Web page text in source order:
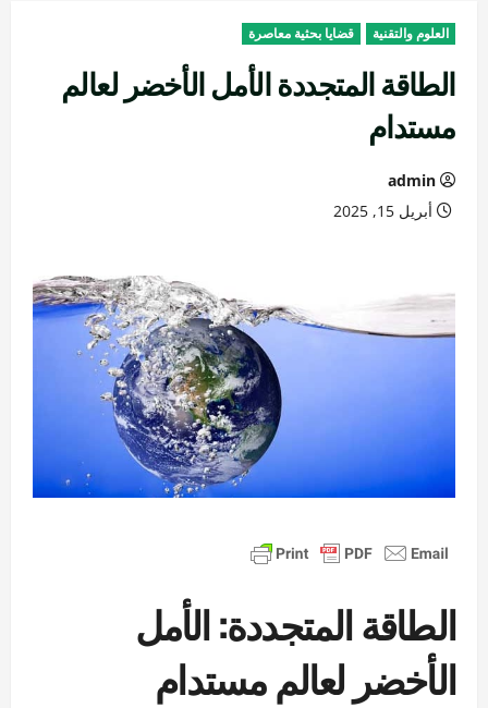
العلوم والتقنية قضايا بحثية معاصرة
الطاقة المتجددة الأمل الأخضر لعالم
مستدام
admin
أبريل 15, 2025
الطاقة المتجددة: الأمل
الأخضر لعالم مستدام